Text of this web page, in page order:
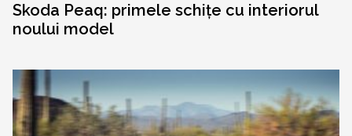
Skoda Peaq: primele schițe cu interiorul
noului model